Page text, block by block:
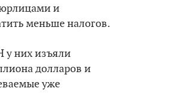
и
меньше налогов.
у них изъяли
долларов и
уже